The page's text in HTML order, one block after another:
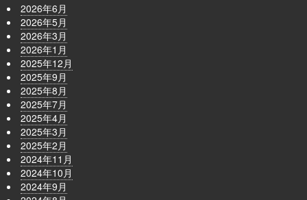
2026年6月
2026年5月
2026年3月
2026年1月
2025年12月
2025年9月
2025年8月
2025年7月
2025年4月
2025年3月
2025年2月
2024年11月
2024年10月
2024年9月